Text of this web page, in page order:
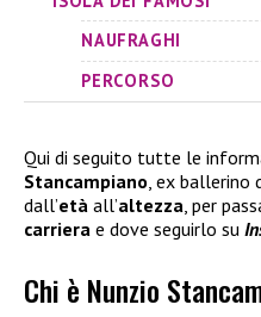
NAUFRAGHI
PERCORSO
Qui di seguito tutte le
Stancampiano, ex ballerino
dall’età all’altezza, per
carriera e dove seguirlo su
Chi è Nunzio